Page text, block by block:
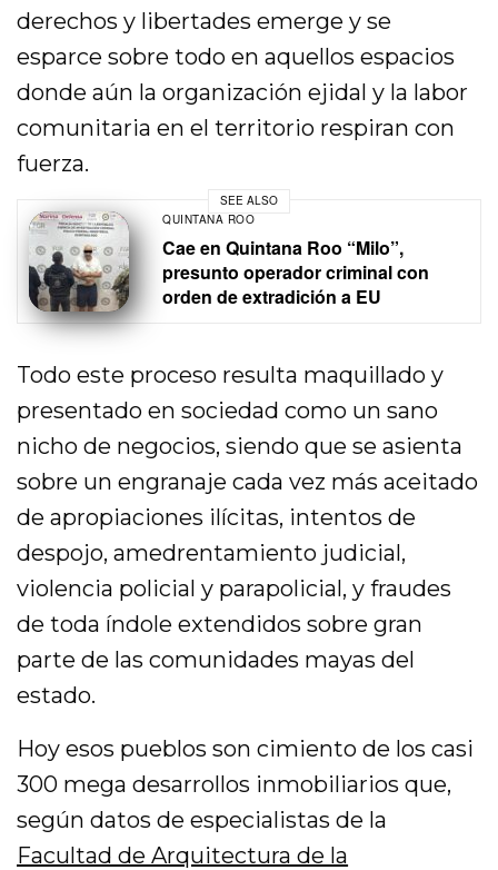
derechos y libertades emerge y se
esparce sobre todo en aquellos espacios
donde aún la organización ejidal y la labor
comunitaria en el territorio respiran con
fuerza.
SEE ALSO
QUINTANA ROO
Cae en Quintana Roo “Milo”,
presunto operador criminal con
orden de extradición a EU
Todo este proceso resulta maquillado y
presentado en sociedad como un sano
nicho de negocios, siendo que se asienta
sobre un engranaje cada vez más aceitado
de apropiaciones ilícitas, intentos de
despojo, amedrentamiento judicial,
violencia policial y parapolicial, y fraudes
de toda índole extendidos sobre gran
parte de las comunidades mayas del
estado.
Hoy esos pueblos son cimiento de los casi
300 mega desarrollos inmobiliarios que,
según datos de especialistas de la
Facultad de Arquitectura de la